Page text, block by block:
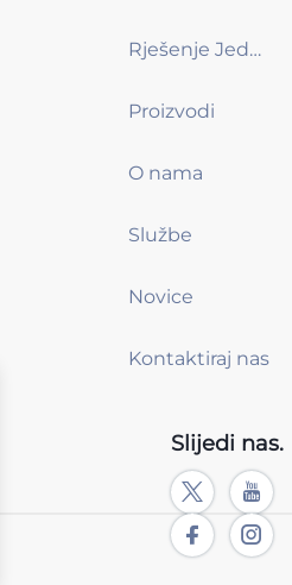
Rješenje Jednim Klikom
Proizvodi
O nama
Službe
Novice
Kontaktiraj nas
Slijedi nas.